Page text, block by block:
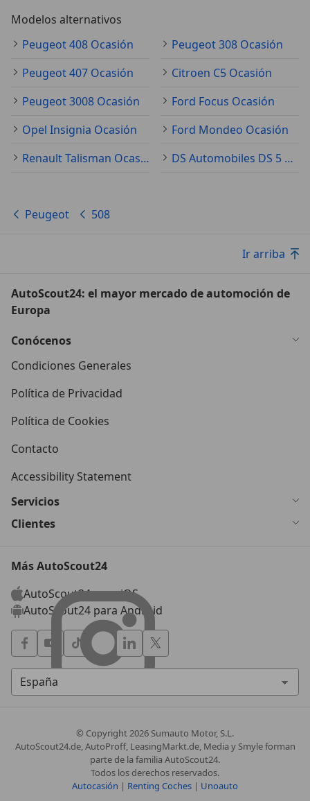
Modelos alternativos
Peugeot 408 Ocasión
Peugeot 308 Ocasión
Peugeot 407 Ocasión
Citroen C5 Ocasión
Peugeot 3008 Ocasión
Ford Focus Ocasión
Opel Insignia Ocasión
Ford Mondeo Ocasión
Renault Talisman Ocasión
DS Automobiles DS 5 Ocasión
Peugeot 508
Ir arriba
AutoScout24: el mayor mercado de automoción de
Europa
Conócenos
Condiciones Generales
Política de Privacidad
Política de Cookies
Contacto
Accessibility Statement
Servicios
Clientes
Más AutoScout24
AutoScout24 para iOS
AutoScout24 para Android
© Copyright2026 Sumauto Motor, S.L.
AutoScout24.de, AutoProff, LeasingMarkt.de, Media y Smyle forman
parte de la familia AutoScout24.
Todos los derechos reservados.
Autocasión | Renting Coches | Unoauto